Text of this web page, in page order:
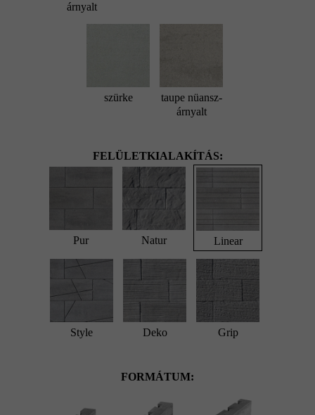
árnyalt
szürke
taupe nüansz-
árnyalt
FELÜLETKIALAKÍTÁS:
Pur Natur Linear
Style Deko Grip
FORMÁTUM: